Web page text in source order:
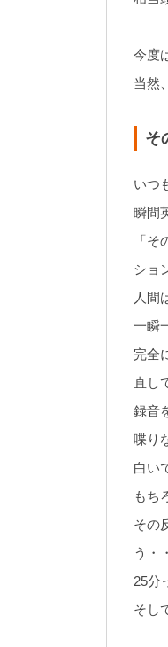
今度
当然
そ
いつ
瞬間
「
ショ
人間
一瞬
完全
直し
録音
喋り
白い
もち
その
う・
25分
そし